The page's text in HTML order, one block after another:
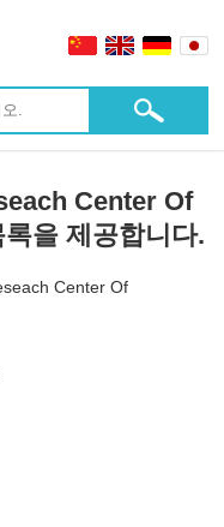
Center Of
을 제공합니다.
Center Of